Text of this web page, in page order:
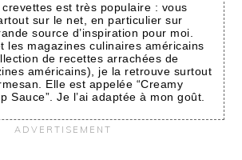
est très populaire : vous
sur le net, en particulier sur
source d’inspiration pour moi.
les magazines culinaires américains
de recettes arrachées de
américains), je la retrouve surtout
Elle est appelée “Creamy
Sauce”. Je l’ai adaptée à mon goût.